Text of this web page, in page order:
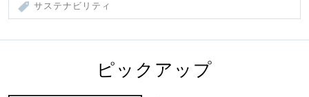
サステナビリティ
ピックアップ